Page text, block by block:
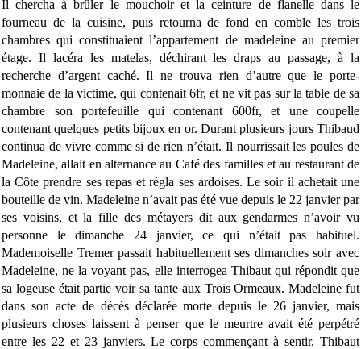
Il chercha à brûler le mouchoir et la ceinture de flanelle dans le
fourneau de la cuisine, puis retourna de fond en comble les trois
chambres qui constituaient l’appartement de madeleine au premier
étage. Il lacéra les matelas, déchirant les draps au passage, à la
recherche d’argent caché. Il ne trouva rien d’autre que le porte-
monnaie de la victime, qui contenait 6fr, et ne vit pas sur la table de sa
chambre son portefeuille qui contenant 600fr, et une coupelle
contenant quelques petits bijoux en or. Durant plusieurs jours Thibaud
continua de vivre comme si de rien n’était. Il nourrissait les poules de
Madeleine, allait en alternance au Café des familles et au restaurant de
la Côte prendre ses repas et régla ses ardoises. Le soir il achetait une
bouteille de vin. Madeleine n’avait pas été vue depuis le 22 janvier par
ses voisins, et la fille des métayers dit aux gendarmes n’avoir vu
personne le dimanche 24 janvier, ce qui n’était pas habituel.
Mademoiselle Tremer passait habituellement ses dimanches soir avec
Madeleine, ne la voyant pas, elle interrogea Thibaut qui répondit que
sa logeuse était partie voir sa tante aux Trois Ormeaux. Madeleine fut
dans son acte de décès déclarée morte depuis le 26 janvier, mais
plusieurs choses laissent à penser que le meurtre avait été perpétré
entre les 22 et 23 janviers. Le corps commençant à sentir, Thibaut